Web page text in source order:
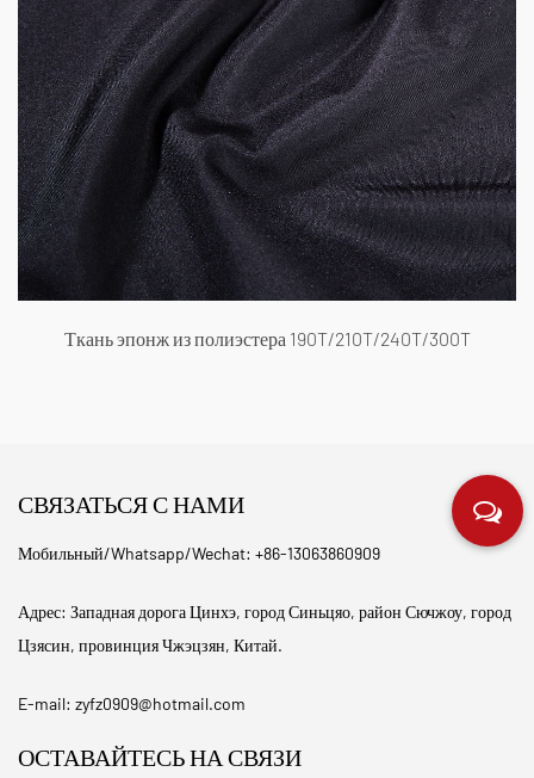
из полиэстера 190T/210T/240T/300T
СВЯЗАТЬСЯ С НАМИ
Мобильный/Whatsapp/Wechat: +86-13063860909
Адрес: Западная дорога Цинхэ, город Синьцяо, район Сючжоу, город
Цзясин, провинция Чжэцзян, Китай.
E-mail: zyfz0909@hotmail.com
ОСТАВАЙТЕСЬ НА СВЯЗИ